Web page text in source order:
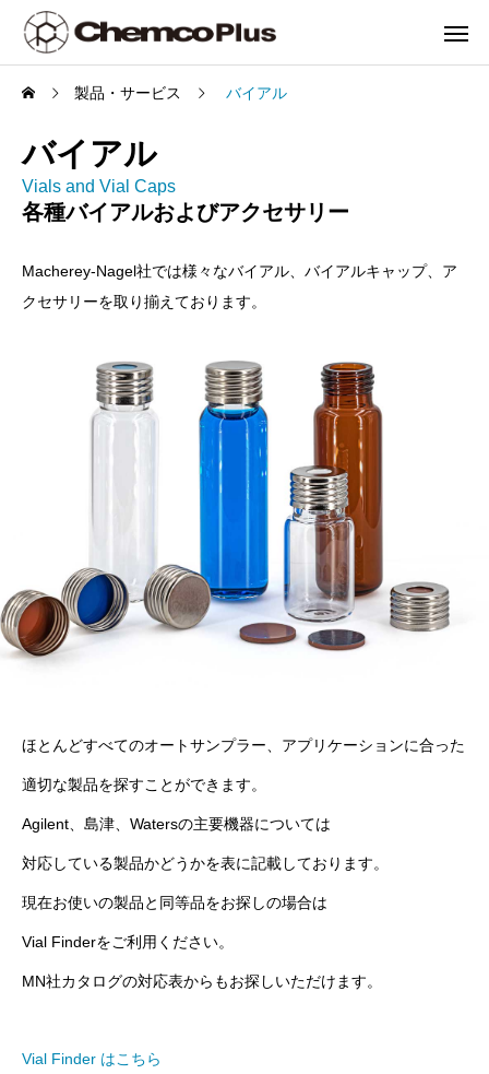
製品・サービス バイアル
バイアル
Vials and Vial Caps
各種バイアルおよびアクセサリー
Macherey-Nagel社では様々なバイアル、バイアルキャップ、ア
クセサリーを取り揃えております。
ほとんどすべてのオートサンプラー、アプリケーションに合った
適切な製品を探すことができます。
Agilent、島津、Watersの主要機器については
対応している製品かどうかを表に記載しております。
現在お使いの製品と同等品をお探しの場合は
Vial Finderをご利用ください。
MN社カタログの対応表からもお探しいただけます。
Vial Finder はこちら